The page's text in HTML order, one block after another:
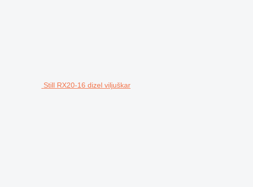
Still RX20-16 dizel viljuškar